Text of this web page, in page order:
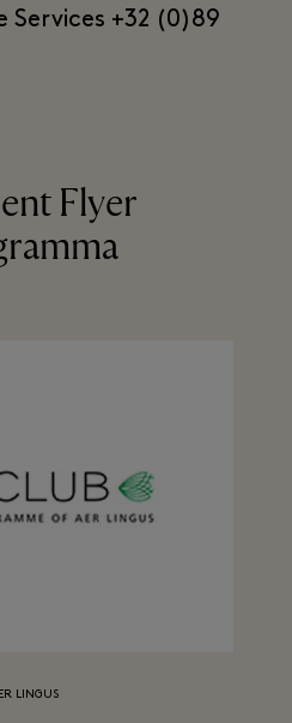
Services +32 (0)89
Flyer
LINGUS